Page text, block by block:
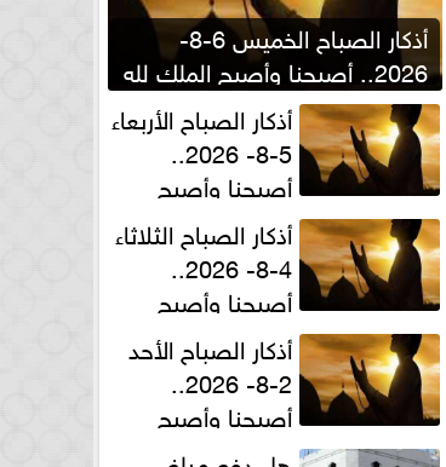
أذكار الصباح الخميس 6-8-
2026.. أصبحنا وأصبح الملك لله
والحمد لله
أذكار الصباح الأربعاء
5-8- 2026..
أصبحنا وأصبح
الملك لله والحمد للهأذكار الصباح الثلاثاء
4-8- 2026..
أصبحنا وأصبح
الملك لله والحمد للهأذكار الصباح الأحد
2-8- 2026..
أصبحنا وأصبح
الملك لله والحمد لله